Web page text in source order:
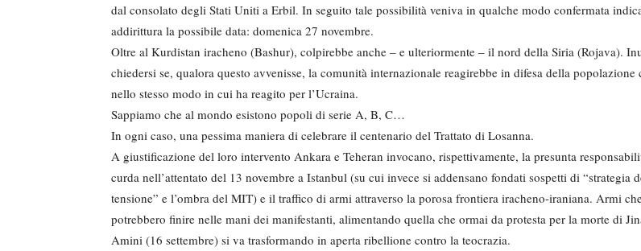
dal consolato degli Stati Uniti a Erbil. In seguito tale possibilità veniva in qualche modo confermata
addirittura la possibile data: domenica 27 novembre.
Oltre al Kurdistan iracheno (Bashur), colpirebbe anche – e ulteriormente – il nord della Siria (Rojava).
chiedersi se, qualora questo avvenisse, la comunità internazionale reagirebbe in difesa della popolazione
nello stesso modo in cui ha reagito per l’Ucraina.
Sappiamo che al mondo esistono popoli di serie A, B, C…
In ogni caso, una pessima maniera di celebrare il centenario del Trattato di Losanna.
A giustificazione del loro intervento Ankara e Teheran invocano, rispettivamente, la presunta
curda nell’attentato del 13 novembre a Istanbul (su cui invece si addensano fondati sospetti di “strategia
tensione” e l’ombra del MIT) e il traffico di armi attraverso la porosa frontiera iracheno-iraniana. Armi
potrebbero finire nelle mani dei manifestanti, alimentando quella che ormai da protesta per la morte di
Amini (16 settembre) si va trasformando in aperta ribellione contro la teocrazia.